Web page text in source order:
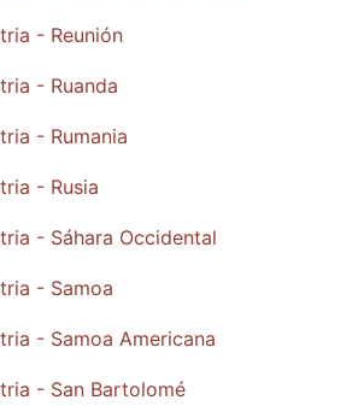
- Reunión
- Ruanda
- Rumania
- Rusia
- Sáhara Occidental
- Samoa
- Samoa Americana
- San Bartolomé